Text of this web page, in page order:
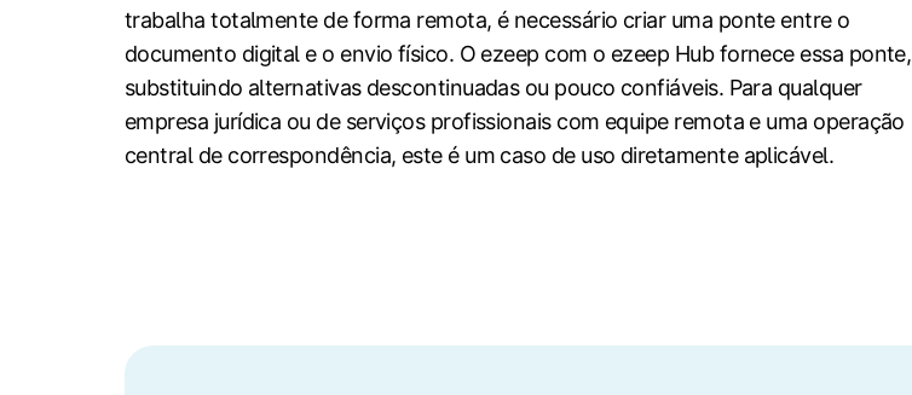
trabalha totalmente de forma remota, é necessário criar uma ponte entre o
documento digital e o envio físico. O ezeep com o ezeep Hub fornece essa ponte,
substituindo alternativas descontinuadas ou pouco confiáveis. Para qualquer
empresa jurídica ou de serviços profissionais com equipe remota e uma operação
central de correspondência, este é um caso de uso diretamente aplicável.